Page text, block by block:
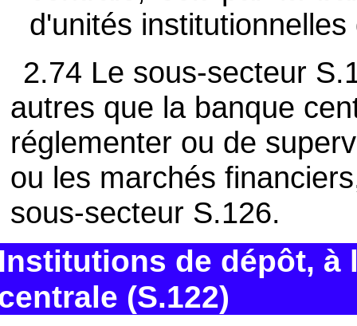
d'unités
2.74 Le sous-secteur
autres que la banque
réglementer ou de
ou les marchés
sous-secteur S.126.
de dépôt, à
(S.122)